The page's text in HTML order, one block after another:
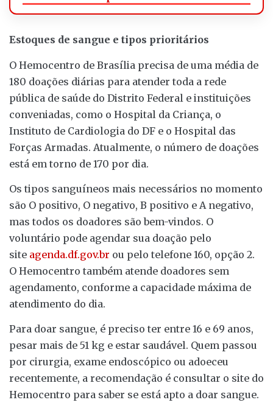
Estoques de sangue e tipos prioritários
O Hemocentro de Brasília precisa de uma média de
180 doações diárias para atender toda a rede
pública de saúde do Distrito Federal e instituições
conveniadas, como o Hospital da Criança, o
Instituto de Cardiologia do DF e o Hospital das
Forças Armadas. Atualmente, o número de doações
está em torno de 170 por dia.
Os tipos sanguíneos mais necessários no momento
são O positivo, O negativo, B positivo e A negativo,
mas todos os doadores são bem-vindos. O
voluntário pode agendar sua doação pelo
site agenda.df.gov.br ou pelo telefone 160, opção 2.
O Hemocentro também atende doadores sem
agendamento, conforme a capacidade máxima de
atendimento do dia.
Para doar sangue, é preciso ter entre 16 e 69 anos,
pesar mais de 51 kg e estar saudável. Quem passou
por cirurgia, exame endoscópico ou adoeceu
recentemente, a recomendação é consultar o site do
Hemocentro para saber se está apto a doar sangue.